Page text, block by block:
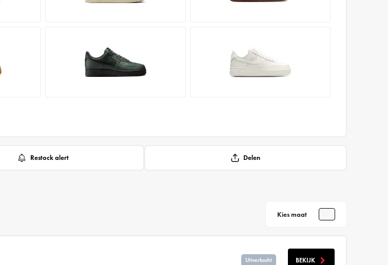
Restock alert Delen
Kies maat
Uitverkocht BEKIJK